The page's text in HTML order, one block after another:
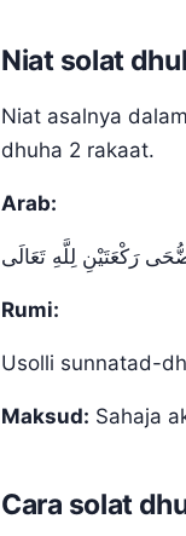
Niat solat
Niat asalnya
dhuha 2 rakaat.
Arab:
رَكْعَتَيْنِ لِلَّهِ تَعَالَى
Rumi:
Usolli sunnatad-
Maksud: Sahaja
Cara solat